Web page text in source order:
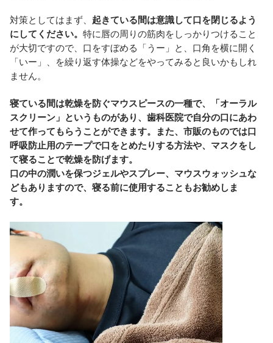
対策としてはまず、 起きている間は意識して口を閉じるよう
にしてください。 特に唇の周りの筋肉をしっかりつけること
が大切ですので、口をすぼめる「うー」と、口角を横に開く
「いー」、を繰り返す体操などをやってみると良いかもしれ
ません。
寝ている間は乾燥を防ぐマウスピースの一種で、「オーラル
スクリーン」というものがあり、歯科医院で自分の口にあわ
せて作ってもらうことができます。また、市販のものでは口
呼吸防止用のテープで口をとめたりする方法や、マスクをし
て寝ることで乾燥を防げます。
口の中の潤いを保つジェルやスプレー、マウスウォッシュな
どもありますので、寝る前に使用することもお勧めしま
す。